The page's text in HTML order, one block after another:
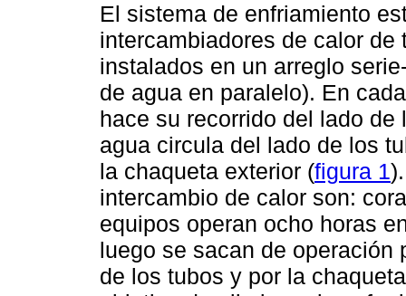
El sistema de enfriamiento
intercambiadores de calor
instalados en un arreglo
de agua en paralelo). En
hace su recorrido del lado
agua circula del lado de los
la chaqueta exterior (figura 1
intercambio de calor son:
equipos operan ocho horas
luego se sacan de operación
de los tubos y por la